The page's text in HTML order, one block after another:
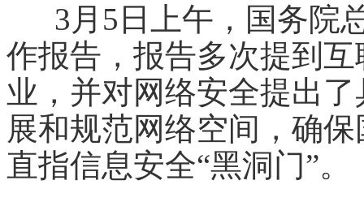
3月5日上午，国务院
作报告，报告多次提到
业，并对网络安全提出
展和规范网络空间，确
直指信息安全“黑洞门”。